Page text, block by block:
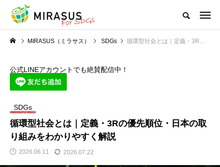
MIRASUS（ミラサス） SDGs 循環型社会とは｜定義・3Rの優先順位・日本の取り組みをわかりやすく解説
公式LINEアカウントでも絶賛配信中！
SDGs
循環型社会とは｜定義・3Rの優先順位・日本の取
り組みをわかりやすく解説
2026.06.11 2026.07.22